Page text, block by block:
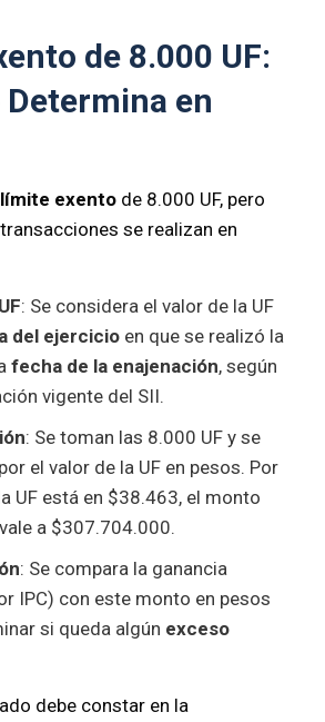
de 8.000 UF:
Determina en
límite exentode 8.000 UF, pero
se realizan en
: Se considera el valor de la UF
del ejercicioen que se realizó la
fecha de la enajenación, según
vigente del SII.
: Se toman las 8.000 UF y se
el valor de la UF en pesos. Por
UF está en $38.463, el monto
a $307.704.000.
: Se compara la ganancia
IPC) con este monto en pesos
si queda algún exceso
debe constar en la